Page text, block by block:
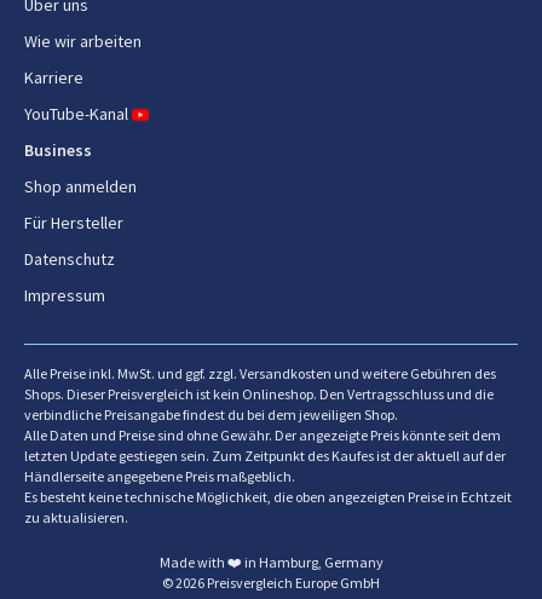
Geräteplatzierung
Cool Touch Handgriff
Entfernbare Schüssel
Antihaftbeschichteter
Innenbehälter
Innenbeschichtung Keramik
Anzahl der Frittierkörbe 1
Steuerung Berührung
Teflonbeschichtet Ja
Wie wir arbeiten
Karriere
YouTube-Kanal
Business
Shop anmelden
Für Hersteller
Datenschutz
Impressum
Alle Preise inkl. MwSt. und ggf. zzgl. Versandkosten und weitere Gebühren des
Shops. Dieser Preisvergleich ist kein Onlineshop. Den Vertragsschluss und die
verbindliche Preisangabe findest du bei dem jeweiligen Shop.
Alle Daten und Preise sind ohne Gewähr. Der angezeigte Preis könnte seit dem
letzten Update gestiegen sein. Zum Zeitpunkt des Kaufes ist der aktuell auf der
Händlerseite angegebene Preis maßgeblich.
Es besteht keine technische Möglichkeit, die oben angezeigten Preise in Echtzeit
zu aktualisieren.
Made with ❤️ in Hamburg, Germany
© 2026 Preisvergleich Europe GmbH